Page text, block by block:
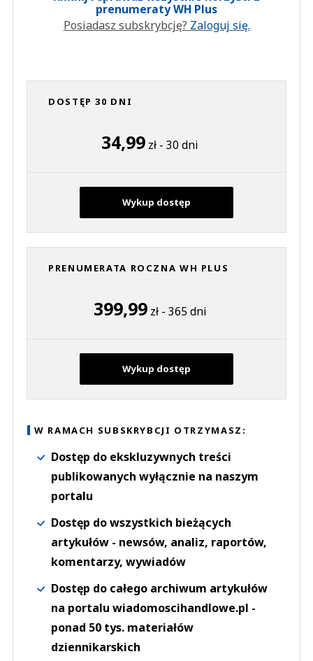
prenumeraty WH Plus
Posiadasz subskrybcję? Zaloguj się.
DOSTĘP 30 DNI
34,99 zł - 30 dni
Wykup dostęp
PRENUMERATA ROCZNA WH PLUS
399,99zł - 365 dni
Wykup dostęp
W RAMACH SUBSKRYBCJI OTRZYMASZ:
Dostęp do ekskluzywnych treści
publikowanych wyłącznie na naszym
portalu
Dostęp do wszystkich bieżących
artykułów - newsów, analiz, raportów,
komentarzy, wywiadów
Dostęp do całego archiwum artykułów
na portalu wiadomoscihandlowe.pl -
ponad 50 tys. materiałów
dziennikarskich